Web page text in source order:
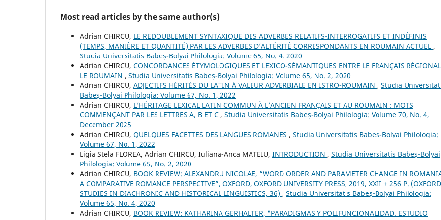
Most read articles by the same author(s)
Adrian CHIRCU, LE REDOUBLEMENT SYNTAXIQUE DES ADVERBES RELATIFS-INTERROGATIFS ET INDÉFINIS
(TEMPS, MANIÈRE ET QUANTITÉ) PAR LES ADVERBES D’ALTÉRITÉ CORRESPONDANTS EN ROUMAIN ACTUEL ,
Studia Universitatis Babeș-Bolyai Philologia: Volume 65, No. 4, 2020
Adrian CHIRCU, CONCORDANCES ÉTYMOLOGIQUES ET LEXICO-SÉMANTIQUES ENTRE LE FRANÇAIS
LE ROUMAIN , Studia Universitatis Babeș-Bolyai Philologia: Volume 65, No. 2, 2020
Adrian CHIRCU, ADJECTIFS HÉRITÉS DU LATIN À VALEUR ADVERBIALE EN ISTRO-ROUMAIN , Studia
Babeș-Bolyai Philologia: Volume 67, No. 1, 2022
Adrian CHIRCU, L’HÉRITAGE LEXICAL LATIN COMMUN À L’ANCIEN FRANÇAIS ET AU ROUMAIN : MOTS
COMMENÇANT PAR LES LETTRES A, B ET C , Studia Universitatis Babeș-Bolyai Philologia: Volume 70, No. 4,
December 2025
Adrian CHIRCU, QUELQUES FACETTES DES LANGUES ROMANES , Studia Universitatis Babeș-Bolyai Philologia:
Volume 67, No. 1, 2022
Ligia Stela FLOREA, Adrian CHIRCU, Iuliana-Anca MATEIU, INTRODUCTION , Studia Universitatis Babeș-Bolyai
Philologia: Volume 65, No. 2, 2020
Adrian CHIRCU, BOOK REVIEW: ALEXANDRU NICOLAE, “WORD ORDER AND PARAMETER CHANGE IN
A COMPARATIVE ROMANCE PERSPECTIVE”, OXFORD, OXFORD UNIVERSITY PRESS, 2019, XXII + 256 P. (OXFORD
STUDIES IN DIACHRONIC AND HISTORICAL LINGUISTICS, 36) , Studia Universitatis Babeș-Bolyai Philologia:
Volume 65, No. 4, 2020
Adrian CHIRCU, BOOK REVIEW: KATHARINA GERHALTER, "PARADIGMAS Y POLIFUNCIONALIDAD. ESTUDIO